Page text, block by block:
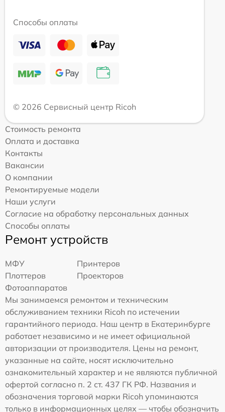
Способы оплаты
© 2026 Сервисный центр Ricoh
Стоимость ремонта
Оплата и доставка
Контакты
Вакансии
О компании
Ремонтируемые модели
Наши услуги
Согласие на обработку персональных данных
Способы оплаты
Ремонт устройств
МФУ
Принтеров
Плоттеров
Проекторов
Фотоаппаратов
Мы занимаемся ремонтом и техническим
обслуживанием техники Ricoh по истечении
гарантийного периода. Наш центр в Екатеринбурге
работает независимо и не имеет официальной
авторизации от производителя. Цены на ремонт,
указанные на сайте, носят исключительно
ознакомительный характер и не являются публичной
офертой согласно п. 2 ст. 437 ГК РФ. Названия и
обозначения торговой марки Ricoh упоминаются
только в информационных целях — чтобы обозначить